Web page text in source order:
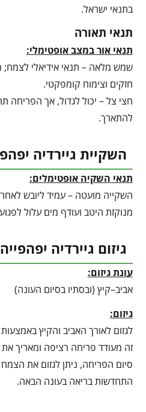
בתנאי ישראל.
תנאי תאורה
תנאי אור במצב אופטימלי:
שמש מלאה – תנאי אידיאלי
חזקים וצימוח קומפקטי.
חצי צל – יכול לגדול, אך הפריחה
להתארך.
השקיית גיירדיה
תנאי השקיה אופטימלים:
השקייה מועטה – עמיד ליובש
מנוקזת היטב ועודף מים עלול
גיזום גיירדיה יפהפייה
עונת גיזום:
אביב–קיץ (ובסתיו בסיום העונה)
גיזום:
לגזום לאורך האביב והקיץ
זה מעודד פריחה רציפה ומאריך
סיום הפריחה, ניתן לגזום את
התחדשות בריאה בעונה הבאה.